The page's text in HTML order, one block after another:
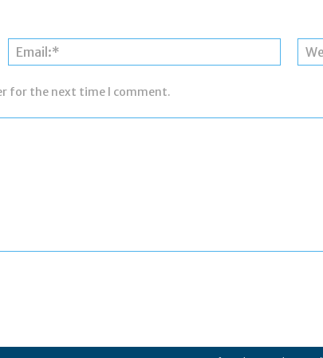
Email:*
for the next time I comment.